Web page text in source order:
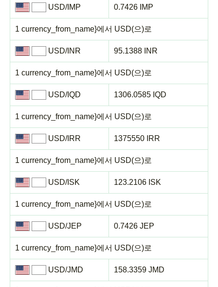
USD/IMP
1 currency_from_name}에서 USD(으)로
0.7426 IMP
USD/INR
1 currency_from_name}에서 USD(으)로
95.1388 INR
USD/IQD
1 currency_from_name}에서 USD(으)로
1306.0585 IQD
USD/IRR
1 currency_from_name}에서 USD(으)로
1375550 IRR
USD/ISK
1 currency_from_name}에서 USD(으)로
123.2106 ISK
USD/JEP
1 currency_from_name}에서 USD(으)로
0.7426 JEP
USD/JMD 158.3359 JMD